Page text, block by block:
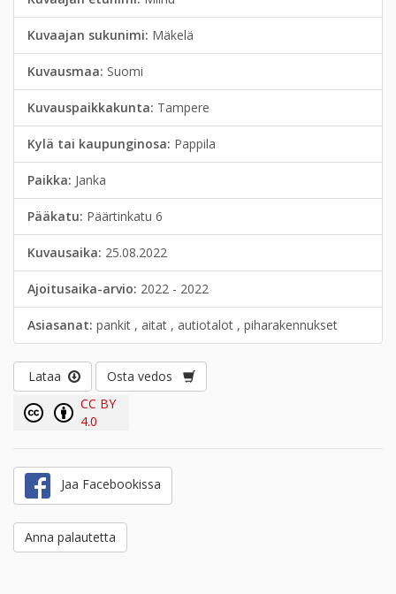
Kuvaajan sukunimi: Mäkelä
Kuvausmaa: Suomi
Kuvauspaikkakunta: Tampere
Kylä tai kaupunginosa: Pappila
Paikka: Janka
Pääkatu: Päärtinkatu 6
Kuvausaika: 25.08.2022
Ajoitusaika-arvio: 2022 - 2022
Asiasanat: pankit , aitat , autiotalot , piharakennukset
Lataa
Osta vedos
CC BY
4.0
Jaa Facebookissa
Anna palautetta